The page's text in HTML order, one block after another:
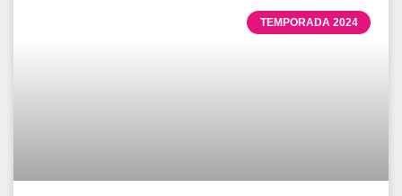
TEMPORADA 2024